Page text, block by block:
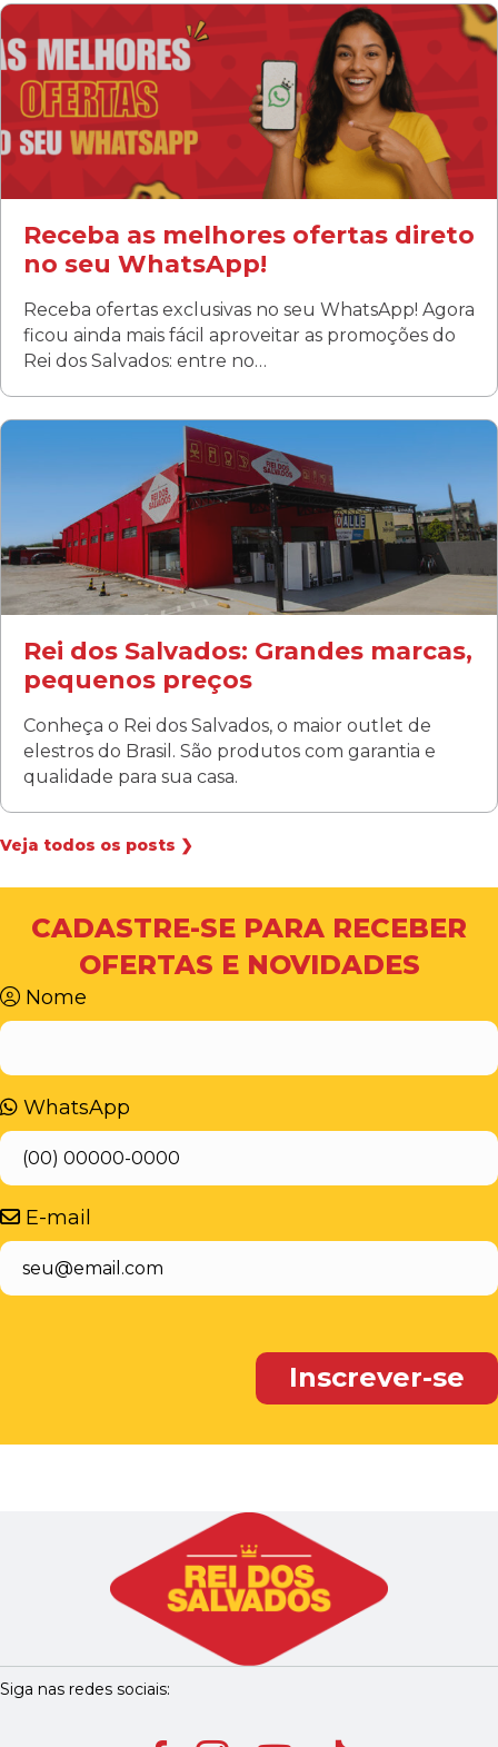
Fanny
Rua Albino Beatriz, 100 - Fanny, Curitiba –PR
Segunda a sábado: 09h00 às 19h00
Domingo: FECHADA
ÚLTIMOS DIAS DE LIQUIDAÇÃO!
(41) 3411-1754
(41) 99249-4620
Receba as melhores ofertas direto
no seu WhatsApp!
Receba ofertas exclusivas no seu WhatsApp! Agora
ficou ainda mais fácil aproveitar as promoções do
Rei dos Salvados: entre no…
Rei dos Salvados: Grandes marcas,
pequenos preços
Conheça o Rei dos Salvados, o maior outlet de
elestros do Brasil. São produtos com garantia e
qualidade para sua casa.
Veja todos os posts ❯
CADASTRE-SE PARA RECEBER
OFERTAS E NOVIDADES
Nome
WhatsApp
E-mail
Siga nas redes sociais: